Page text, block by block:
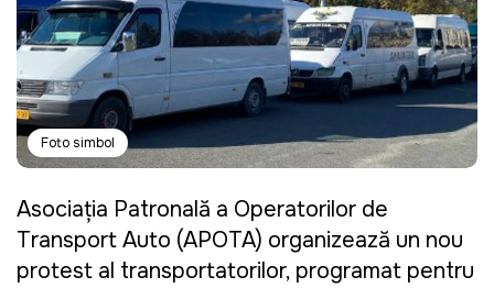
Foto simbol
Asociația Patronală a Operatorilor de
Transport Auto (APOTA) organizează un nou
protest al transportatorilor, programat pentru